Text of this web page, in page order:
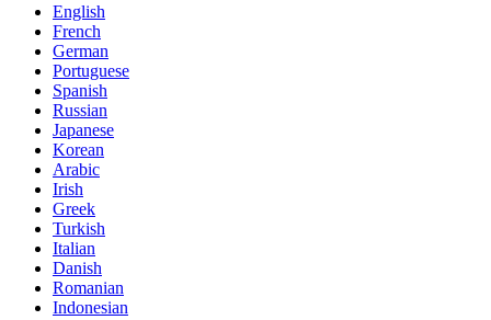
English
French
German
Portuguese
Spanish
Russian
Japanese
Korean
Arabic
Irish
Greek
Turkish
Italian
Danish
Romanian
Indonesian